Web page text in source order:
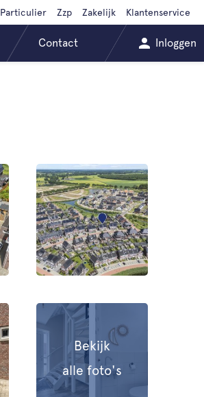
Contact Inloggen
Particulier Zzp Zakelijk Klantenservice
Bekijk
alle foto's